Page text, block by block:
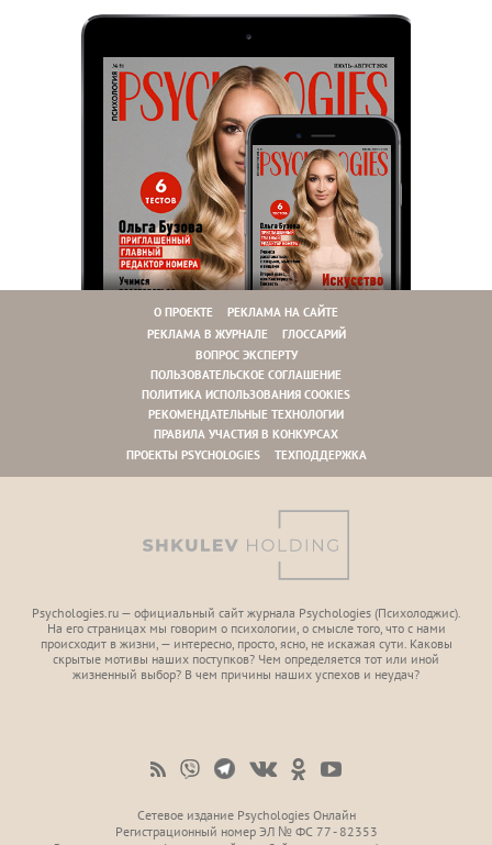
О ПРОЕКТЕ
РЕКЛАМА НА САЙТЕ
РЕКЛАМА В ЖУРНАЛЕ
ГЛОССАРИЙ
ВОПРОС ЭКСПЕРТУ
ПОЛЬЗОВАТЕЛЬСКОЕ СОГЛАШЕНИЕ
ПОЛИТИКА ИСПОЛЬЗОВАНИЯ COOKIES
РЕКОМЕНДАТЕЛЬНЫЕ ТЕХНОЛОГИИ
ПРАВИЛА УЧАСТИЯ В КОНКУРСАХ
ПРОЕКТЫ PSYCHOLOGIES
ТЕХПОДДЕРЖКА
Psychologies.ru — официальный сайт журнала Psychologies (Психoлоджиc).
На его страницах мы говорим о психологии, о смысле того, что с нами
происходит в жизни, — интересно, просто, ясно, не искажая сути. Каковы
скрытые мотивы наших поступков? Чем определяется тот или иной
жизненный выбор? В чем причины наших успехов и неудач?
Сетевое издание Psychologies Онлайн
Регистрационный номер ЭЛ № ФС 77 - 82353